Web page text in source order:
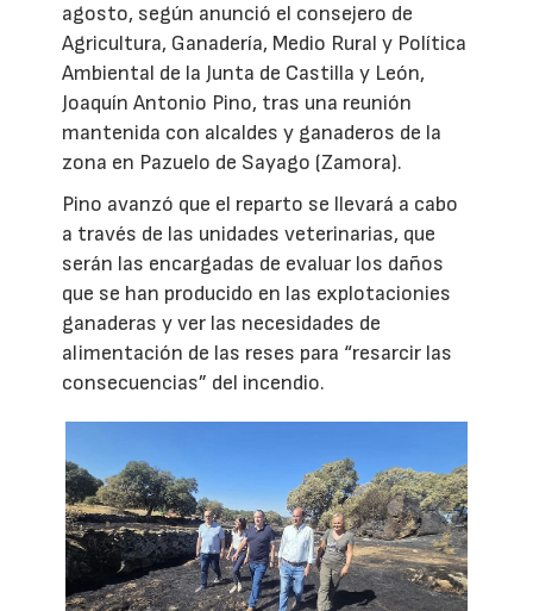
agosto, según anunció el consejero de
Agricultura, Ganadería, Medio Rural y Política
Ambiental de la Junta de Castilla y León,
Joaquín Antonio Pino, tras una reunión
mantenida con alcaldes y ganaderos de la
zona en Pazuelo de Sayago (Zamora).
Pino avanzó que el reparto se llevará a cabo
a través de las unidades veterinarias, que
serán las encargadas de evaluar los daños
que se han producido en las explotacionies
ganaderas y ver las necesidades de
alimentación de las reses para “resarcir las
consecuencias” del incendio.